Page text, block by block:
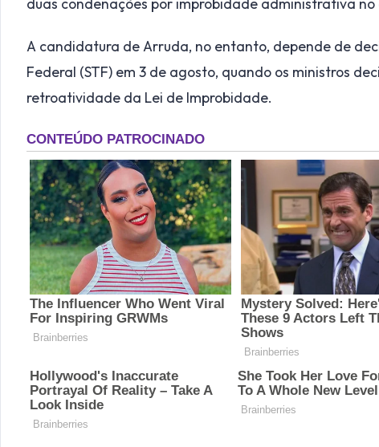
duas condenações por improbidade administrativa
A candidatura de Arruda, no entanto, depende de
Federal (STF) em 3 de agosto, quando os ministros
retroatividade da Lei de Improbidade.